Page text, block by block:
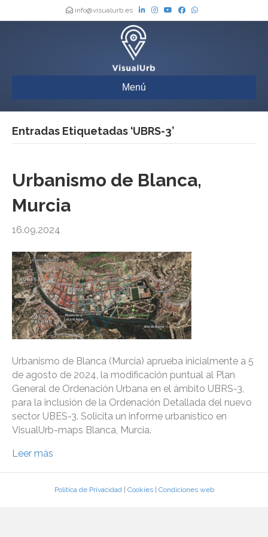
info@visualurb.es
Menú
Entradas Etiquetadas ‘UBRS-3’
Urbanismo de Blanca,
Murcia
16.09.2024
Urbanismo de Blanca (Murcia) aprueba inicialmente a 5
de agosto de 2024, la modificación puntual al Plan
General de Ordenación Urbana en el ámbito UBRS-3,
para la inclusión de la Ordenación Detallada del nuevo
sector UBES-3. Solicita un informe urbanístico en
VisualUrb-maps Blanca, Murcia.
Leer más
Política de Privacidad| Cookies| Condiciones web